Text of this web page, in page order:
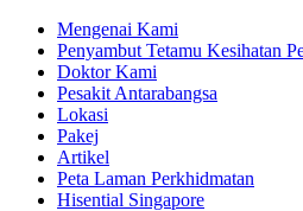
Mengenai Kami
Penyambut Tetamu Kesihatan
Doktor Kami
Pesakit Antarabangsa
Lokasi
Pakej
Artikel
Peta Laman Perkhidmatan
Hisential Singapore